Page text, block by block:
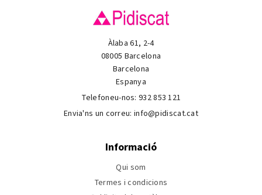
Àlaba 61, 2-4
08005 Barcelona
Barcelona
Espanya
Telefoneu-nos:932 853 121
Envia'ns un correu: info@pidiscat.cat
Informació
Qui som
Termes i condicions